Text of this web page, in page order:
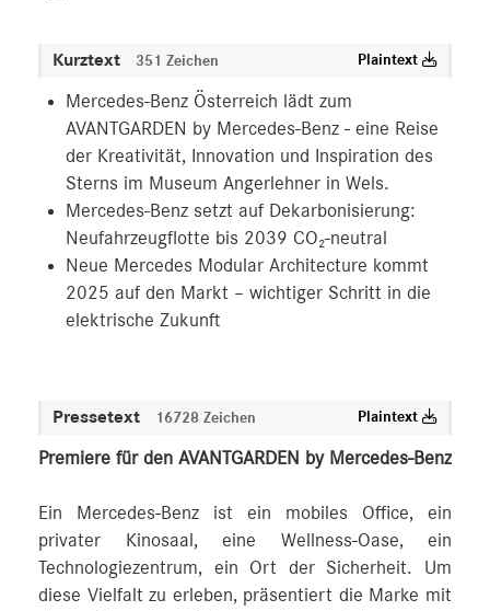
Kurztext 351 Zeichen Plaintext
Mercedes-Benz Österreich lädt zum
AVANTGARDEN by Mercedes-Benz - eine Reise
der Kreativität, Innovation und Inspiration des
Sterns im Museum Angerlehner in Wels.
Mercedes-Benz setzt auf Dekarbonisierung:
Neufahrzeugflotte bis 2039 CO₂-neutral
Neue Mercedes Modular Architecture kommt
2025 auf den Markt – wichtiger Schritt in die
elektrische Zukunft
Pressetext 16728 Zeichen Plaintext
Premiere für den AVANTGARDEN by Mercedes-Benz
Ein Mercedes-Benz ist ein mobiles Office, ein
privater Kinosaal, eine Wellness-Oase, ein
Technologiezentrum, ein Ort der Sicherheit. Um
diese Vielfalt zu erleben, präsentiert die Marke mit